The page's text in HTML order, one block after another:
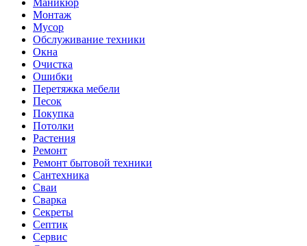
Маникюр
Монтаж
Мусор
Обслуживание техники
Окна
Очистка
Ошибки
Перетяжка мебели
Песок
Покупка
Потолки
Растения
Ремонт
Ремонт бытовой техники
Сантехника
Сваи
Сварка
Секреты
Септик
Сервис